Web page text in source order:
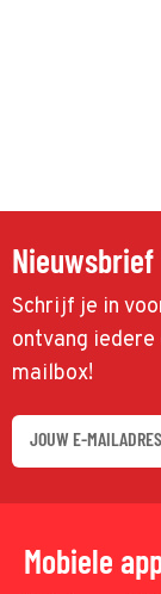
Nieuwsbrief
Schrijf je in
ontvang
mailbox!
Mobiele